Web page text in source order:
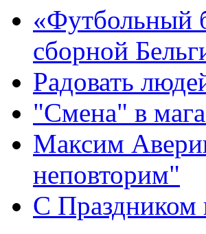
«Футбольный
сборной
Радовать
"Смена" в
Максим
неповторим"
С Праздником